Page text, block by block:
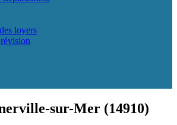
loyers
sur-Mer (14910)